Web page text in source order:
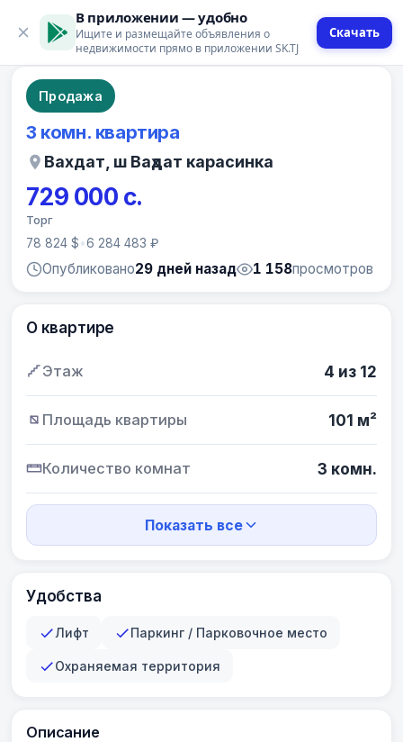
В приложении — удобно
Ищите и размещайте объявления о
недвижимости прямо в приложении SK.TJ
Скачать
10 фото
Продажа
3 комн. квартира
Вахдат, ш Ваҳдат карасинка
729 000 с.
Торг
78 824 $•6 284 483 ₽
Опубликовано29 дней назад 1 158просмотров
О квартире
Этаж 4 из 12
Площадь квартиры 101 м²
Количество комнат 3 комн.
Показать все
Удобства
Лифт Паркинг / Парковочное место
Охраняемая территория
Описание